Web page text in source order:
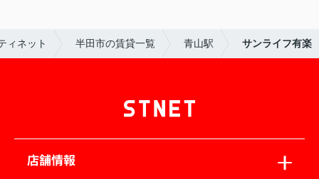
ィネット 半田市の賃貸一覧 青山駅 サンライフ有楽
店舗情報